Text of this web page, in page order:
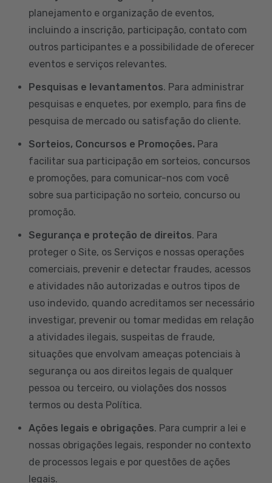
planejamento e organização de eventos,
incluindo a inscrição, participação, contato com
outros participantes e a possibilidade de oferecer
eventos e serviços relevantes.
Pesquisas e levantamentos. Para administrar
pesquisas e enquetes, por exemplo, para fins de
pesquisa de mercado ou satisfação do cliente.
Sorteios, Concursos e Promoções. Para
facilitar sua participação em sorteios, concursos
e promoções, para comunicar-nos com você
sobre sua participação no sorteio, concurso ou
promoção.
Segurança e proteção de direitos. Para
proteger o Site, os Serviços e nossas operações
comerciais, prevenir e detectar fraudes, acessos
e atividades não autorizadas e outros tipos de
uso indevido, quando acreditamos ser necessário
investigar, prevenir ou tomar medidas em relação
a atividades ilegais, suspeitas de fraude,
situações que envolvam ameaças potenciais à
segurança ou aos direitos legais de qualquer
pessoa ou terceiro, ou violações dos nossos
termos ou desta Política.
Ações legais e obrigações. Para cumprir a lei e
nossas obrigações legais, responder no contexto
de processos legais e por questões de ações
legais.